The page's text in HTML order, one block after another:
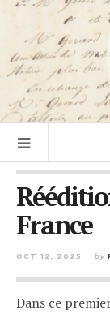
France
OCT 12, 2025 by
Dans ce